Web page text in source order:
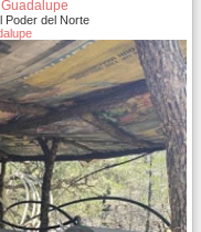
Poder del Norte